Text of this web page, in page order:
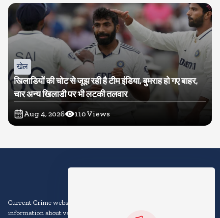
खेल
खिलाडियों की चोट से जूझ रही है टीम इंडिया, बुमराह हो गए बाहर,
चार अन्य खिलाडी पर भी लटकी तलवार
Aug 4, 2026 110Views
Current Crime website is an online platform that provides news and
information about various topics, including current events,